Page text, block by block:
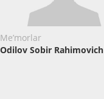
Me’morlar
Odilov Sobir Rahimovich